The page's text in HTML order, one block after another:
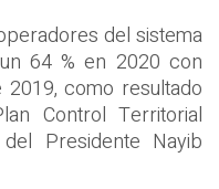
del sistema
64 % en 2020 con
como resultado
Control Territorial
Presidente Nayib